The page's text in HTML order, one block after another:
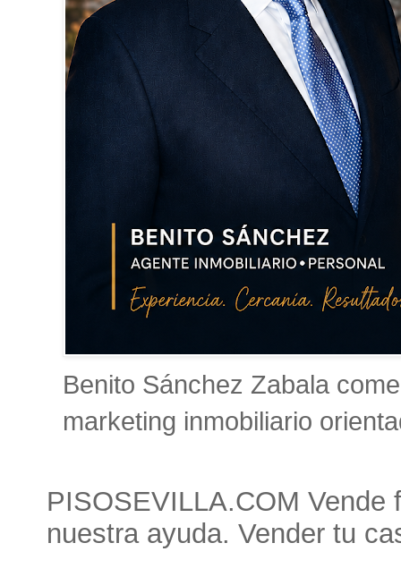
Benito Sánchez Zabala
marketing inmobiliario
PISOSEVILLA.COM
nuestra ayuda. Vender tu